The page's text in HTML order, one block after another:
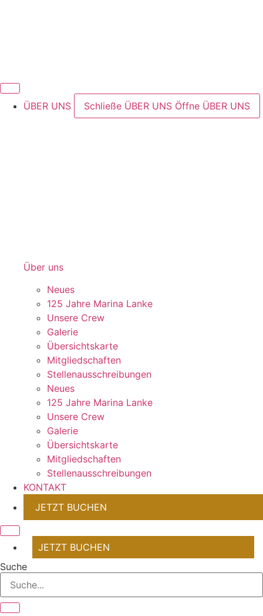
ÜBER UNS Schließe ÜBER UNS Öffne ÜBER UNS
Über uns
Neues
125 Jahre Marina Lanke
Unsere Crew
Galerie
Übersichtskarte
Mitgliedschaften
Stellenausschreibungen
Neues
125 Jahre Marina Lanke
Unsere Crew
Galerie
Übersichtskarte
Mitgliedschaften
Stellenausschreibungen
KONTAKT
JETZT BUCHEN
JETZT BUCHEN
Suche